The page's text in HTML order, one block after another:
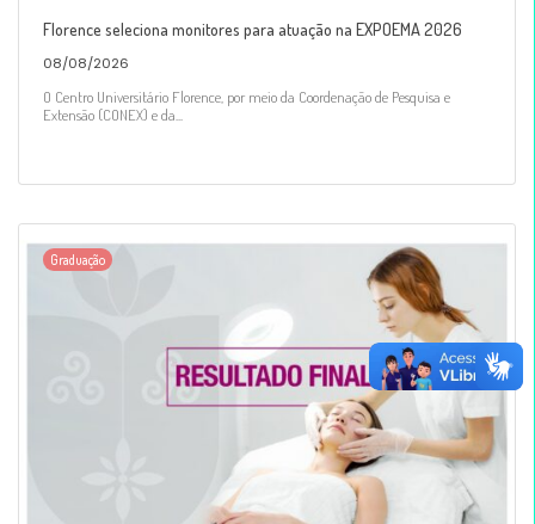
Florence seleciona monitores para atuação na EXPOEMA 2026
08/08/2026
O Centro Universitário Florence, por meio da Coordenação de Pesquisa e
Extensão (CONEX) e da...
Graduação